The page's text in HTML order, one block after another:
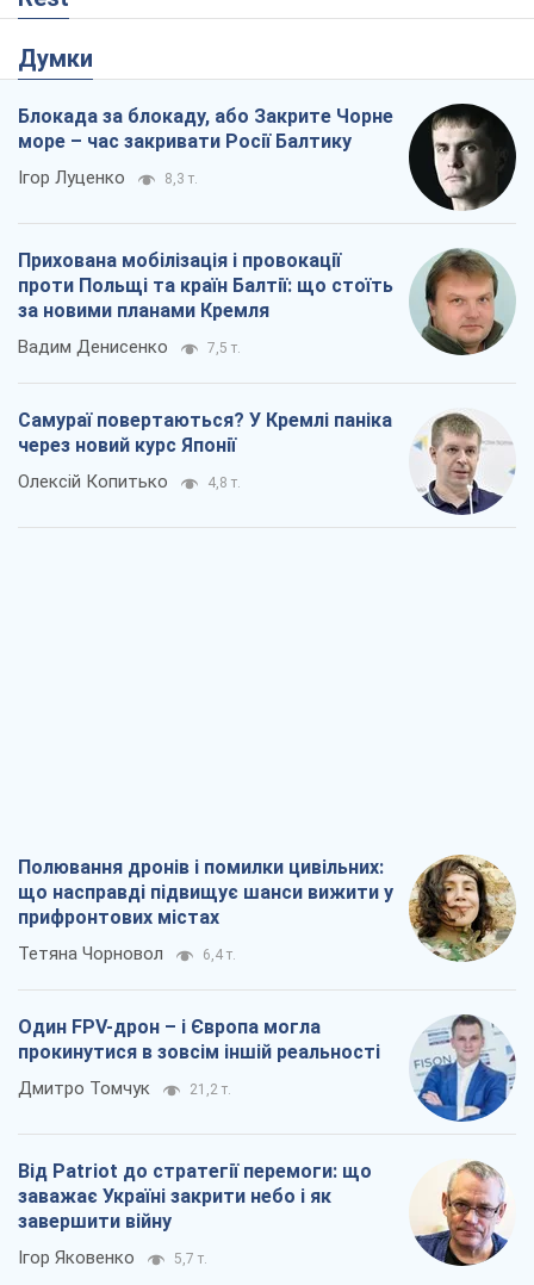
Думки
Блокада за блокаду, або Закрите Чорне
море – час закривати Росії Балтику
Ігор Луценко 8,3 т.
Прихована мобілізація і провокації
проти Польщі та країн Балтії: що стоїть
за новими планами Кремля
Вадим Денисенко 7,5 т.
Самураї повертаються? У Кремлі паніка
через новий курс Японії
Олексій Копитько 4,8 т.
Полювання дронів і помилки цивільних:
що насправді підвищує шанси вижити у
прифронтових містах
Тетяна Чорновол 6,4 т.
Один FPV-дрон – і Європа могла
прокинутися в зовсім іншій реальності
Дмитро Томчук 21,2 т.
Від Patriot до стратегії перемоги: що
заважає Україні закрити небо і як
завершити війну
Ігор Яковенко 5,7 т.